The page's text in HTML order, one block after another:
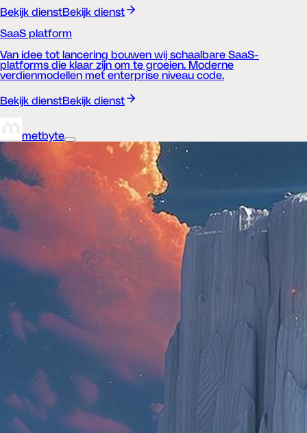
Bekijk dienstBekijk dienst
SaaS platform
Van idee tot lancering bouwen wij schaalbare SaaS-
platforms die klaar zijn om te groeien. Moderne
verdienmodellen met enterprise niveau code.
Bekijk dienstBekijk dienst
metbyte